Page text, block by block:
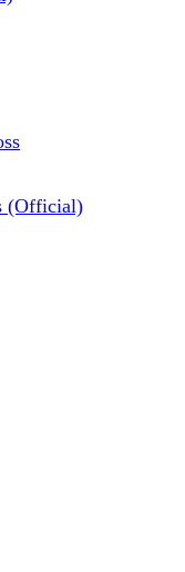
(Official)